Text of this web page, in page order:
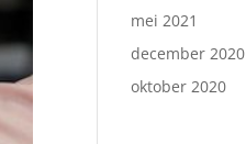
mei 2021
december 2020
oktober 2020